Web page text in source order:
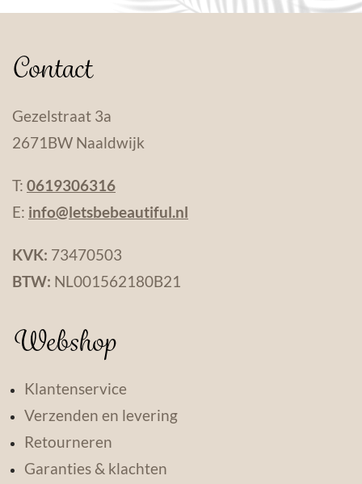
Contact
Gezelstraat 3a
2671BW Naaldwijk
T: 0619306316
E: info@letsbebeautiful.nl
KVK: 73470503
BTW: NL001562180B21
Webshop
Klantenservice
Verzenden en levering
Retourneren
Garanties & klachten